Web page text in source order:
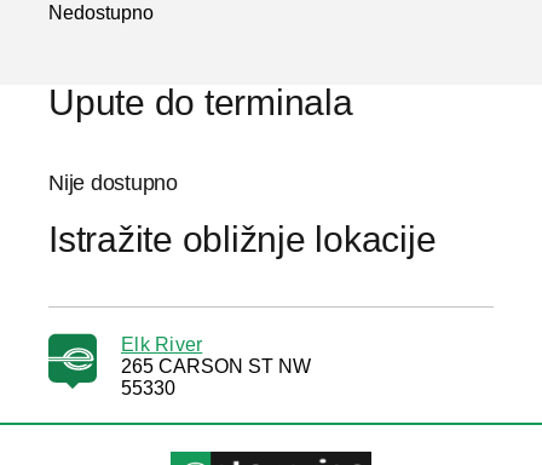
Nedostupno
Upute do terminala
Nije dostupno
Istražite obližnje lokacije
Elk River
265 CARSON ST NW
55330